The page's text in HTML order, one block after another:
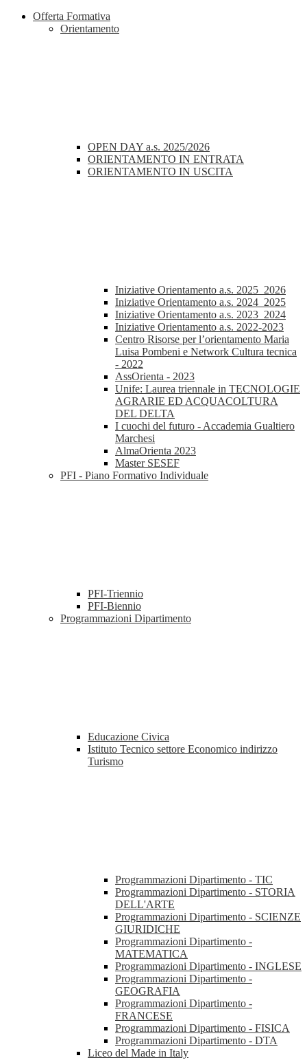
Offerta Formativa
Orientamento
OPEN DAY a.s. 2025/2026
ORIENTAMENTO IN ENTRATA
ORIENTAMENTO IN USCITA
Iniziative Orientamento a.s. 2025_2026
Iniziative Orientamento a.s. 2024_2025
Iniziative Orientamento a.s. 2023_2024
Iniziative Orientamento a.s. 2022-2023
Centro Risorse per l’orientamento Maria
Luisa Pombeni e Network Cultura tecnica
- 2022
AssOrienta - 2023
Unife: Laurea triennale in TECNOLOGIE
AGRARIE ED ACQUACOLTURA
DEL DELTA
I cuochi del futuro - Accademia Gualtiero
Marchesi
AlmaOrienta 2023
Master SESEF
PFI - Piano Formativo Individuale
PFI-Triennio
PFI-Biennio
Programmazioni Dipartimento
Educazione Civica
Istituto Tecnico settore Economico indirizzo
Turismo
Programmazioni Dipartimento - TIC
Programmazioni Dipartimento - STORIA
DELL'ARTE
Programmazioni Dipartimento - SCIENZE
GIURIDICHE
Programmazioni Dipartimento -
MATEMATICA
Programmazioni Dipartimento - INGLESE
Programmazioni Dipartimento -
GEOGRAFIA
Programmazioni Dipartimento -
FRANCESE
Programmazioni Dipartimento - FISICA
Programmazioni Dipartimento - DTA
Liceo del Made in Italy